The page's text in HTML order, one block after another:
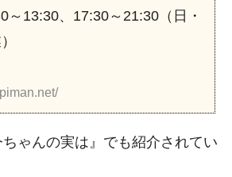
～13:30、17:30～21:30（日・
ゃんの実は』でも紹介されてい